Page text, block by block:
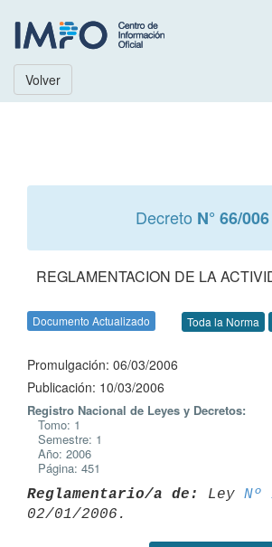
Volver
Decreto N° 66/006
REGLAMENTACION DE LA
Documento Actualizado Toda la Norma
Promulgación: 06/03/2006
Publicación: 10/03/2006
Registro Nacional de Leyes y Decretos:
Tomo: 1
Semestre: 1
Año: 2006
Página: 451
Reglamentario/a de: Ley Nº